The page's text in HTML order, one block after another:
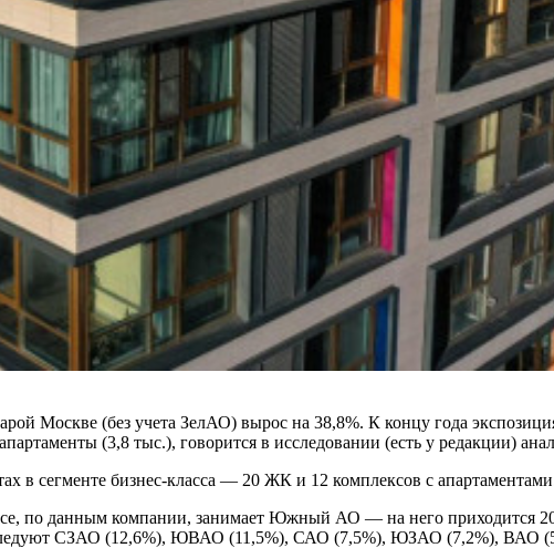
Москве (без учета ЗелАО) вырос на 38,8%. К концу года
(3,8 тыс.), говорится в исследовании (есть у редакции)
в сегменте бизнес-класса — 20 ЖК и 12 комплексов с
по данным компании, занимает Южный АО — на него приходится
СЗАО (12,6%), ЮВАО (11,5%), САО (7,5%), ЮЗАО (7,2%), ВАО